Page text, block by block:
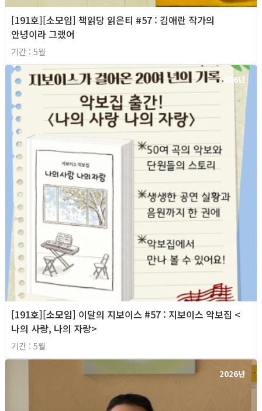
[191호][소모임] 책읽당 읽은티 #57 : 김애란 작가의
안녕이라 그랬어
기간 : 5월
2026년
[191호][소모임] 이달의 지보이스 #57 : 지보이스 악보집 <
나의 사랑, 나의 자랑>
기간 : 5월
2026년